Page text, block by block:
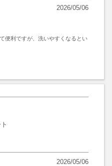
2026/05/06
便利ですが、洗いやすくなるとい
2026/05/06